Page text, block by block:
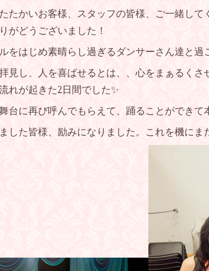
たかいお客様、スタッフの皆様、ご一緒し
がどうございました！
をはじめ素晴らし過ぎるダンサーさん達と過
見し、人を喜ばせるとは、、心をまぁるく
れが起きた2日間でした✨
台に再び呼んでもらえて、踊ることができ
した皆様、励みになりました。これを機に